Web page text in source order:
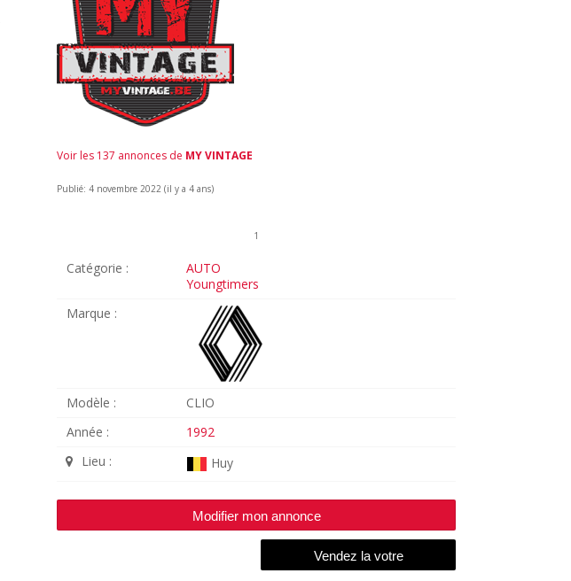
Voir les 137 annonces de MY VINTAGE
Publié: 4 novembre 2022 (il y a 4 ans)
1
Catégorie :
AUTO
Youngtimers
Marque :
Modèle :
CLIO
Année :
1992
Lieu :
Huy
Modifier mon annonce